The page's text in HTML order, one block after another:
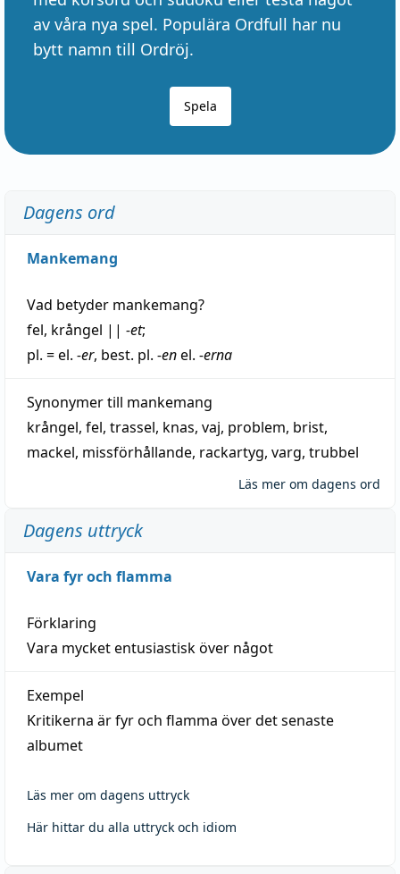
av våra nya spel. Populära Ordfull har nu
bytt namn till Ordröj.
Spela
Dagens ord
Mankemang
Vad betyder mankemang?
fel, krångel || -et;
pl. = el. -er, best. pl. -enel. -erna
Synonymer till mankemang
krångel, fel, trassel, knas, vaj, problem, brist,
mackel, missförhållande, rackartyg, varg, trubbel
Läs mer om dagens ord
Dagens uttryck
Vara fyr och flamma
Förklaring
Vara mycket entusiastisk över något
Exempel
Kritikerna är fyr och flamma över det senaste
albumet
Läs mer om dagens uttryck
Här hittar du alla uttryck och idiom